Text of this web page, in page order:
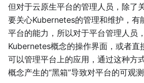
但对于云原生平台的管理人员，除了
要关心Kubernetes的管理和维护，有
平台的能力，所以对于平台管理人员
Kubernetes概念的操作界面，或者直
可以管理平台上的应用，通过这种方
概念产生的“黑箱”导致对平台的可观